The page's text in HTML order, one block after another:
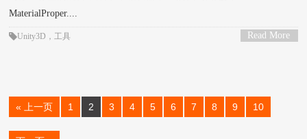
MaterialProper....
Read More
Unity3D ，工具
« 上一页 1 2 3 4 5 6 7 8 9 10